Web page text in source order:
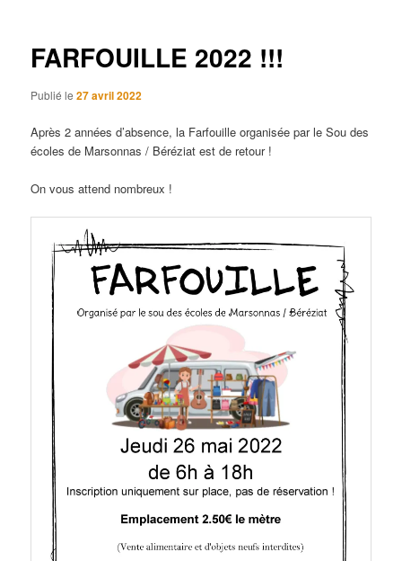
FARFOUILLE 2022 !!!
Publié le27 avril 2022
Après 2 années d’absence, la Farfouille organisée par le Sou des
écoles de Marsonnas / Béréziat est de retour !
On vous attend nombreux !